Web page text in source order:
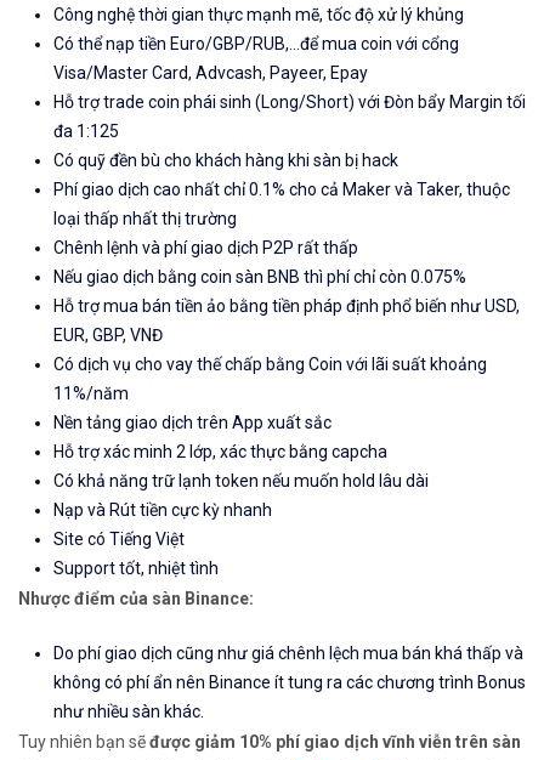
Công nghệ thời gian thực mạnh mẽ, tốc độ xử lý khủng
Có thể nạp tiền Euro/GBP/RUB,...để mua coin với cổng
Visa/Master Card, Advcash, Payeer, Epay
Hỗ trợ trade coin phái sinh (Long/Short) với Đòn bẩy Margin tối
đa 1:125
Có quỹ đền bù cho khách hàng khi sàn bị hack
Phí giao dịch cao nhất chỉ 0.1% cho cả Maker và Taker, thuộc
loại thấp nhất thị trường
Chênh lệnh và phí giao dịch P2P rất thấp
Nếu giao dịch bằng coin sàn BNB thì phí chỉ còn 0.075%
Hỗ trợ mua bán tiền ảo bằng tiền pháp định phổ biến như USD,
EUR, GBP, VNĐ
Có dịch vụ cho vay thế chấp bằng Coin với lãi suất khoảng
11%/năm
Nền tảng giao dịch trên App xuất sắc
Hỗ trợ xác minh 2 lớp, xác thực bằng capcha
Có khả năng trữ lạnh token nếu muốn hold lâu dài
Nạp và Rút tiền cực kỳ nhanh
Site có Tiếng Việt
Support tốt, nhiệt tình
Nhược điểm của sàn Binance:
Do phí giao dịch cũng như giá chênh lệch mua bán khá thấp và
không có phí ẩn nên Binance ít tung ra các chương trình Bonus
như nhiều sàn khác.
Tuy nhiên bạn sẽđược giảm 10% phí giao dịch vĩnh viễn trên sàn